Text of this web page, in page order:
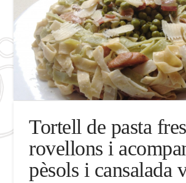
Tortell de pasta
rovellons i
pèsols i cansalada